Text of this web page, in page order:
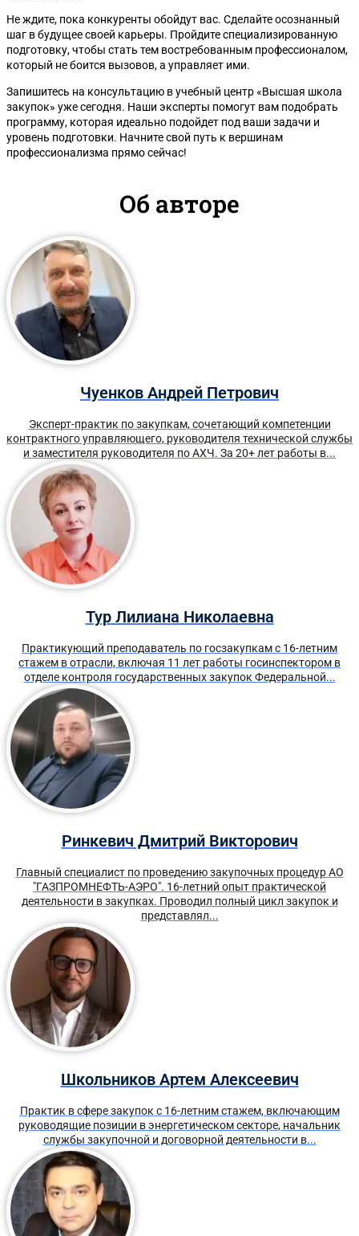
Не ждите, пока конкуренты обойдут вас. Сделайте осознанный
шаг в будущее своей карьеры. Пройдите специализированную
подготовку, чтобы стать тем востребованным профессионалом,
который не боится вызовов, а управляет ими.
Запишитесь на консультацию в учебный центр «Высшая школа
закупок» уже сегодня. Наши эксперты помогут вам подобрать
программу, которая идеально подойдет под ваши задачи и
уровень подготовки. Начните свой путь к вершинам
профессионализма прямо сейчас!
Об авторе
Чуенков Андрей Петрович
Эксперт-практик по закупкам, сочетающий компетенции
контрактного управляющего, руководителя технической службы
и заместителя руководителя по АХЧ. За 20+ лет работы в...
Тур Лилиана Николаевна
Практикующий преподаватель по госзакупкам с 16-летним
стажем в отрасли, включая 11 лет работы госинспектором в
отделе контроля государственных закупок Федеральной...
Ринкевич Дмитрий Викторович
Главный специалист по проведению закупочных процедур АО
"ГАЗПРОМНЕФТЬ-АЭРО". 16-летний опыт практической
деятельности в закупках. Проводил полный цикл закупок и
представлял...
Школьников Артем Алексеевич
Практик в сфере закупок с 16-летним стажем, включающим
руководящие позиции в энергетическом секторе, начальник
службы закупочной и договорной деятельности в...